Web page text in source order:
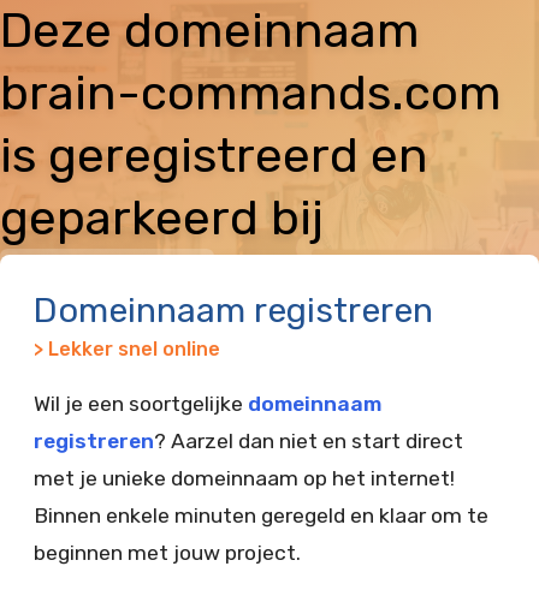
Deze domeinnaam
brain-commands.com
is geregistreerd en
geparkeerd bij
Domeinnaam registreren
> Lekker snel online
Wil je een soortgelijke domeinnaam
registreren? Aarzel dan niet en start direct
met je unieke domeinnaam op het internet!
Binnen enkele minuten geregeld en klaar om te
beginnen met jouw project.